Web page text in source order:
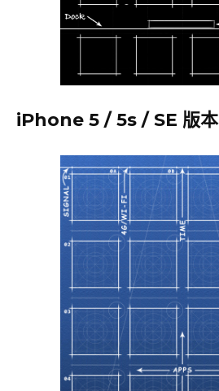
iPhone 5 / 5s / SE 版本